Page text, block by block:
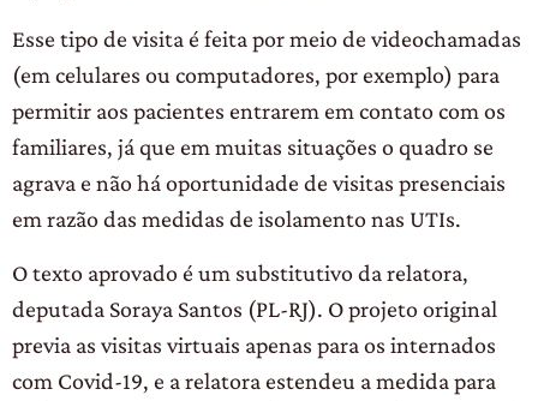
Esse tipo de visita é feita por meio de videochamadas
(em celulares ou computadores, por exemplo) para
permitir aos pacientes entrarem em contato com os
familiares, já que em muitas situações o quadro se
agrava e não há oportunidade de visitas presenciais
em razão das medidas de isolamento nas UTIs.
O texto aprovado é um substitutivo da relatora,
deputada Soraya Santos (PL-RJ). O projeto original
previa as visitas virtuais apenas para os internados
com Covid-19, e a relatora estendeu a medida para